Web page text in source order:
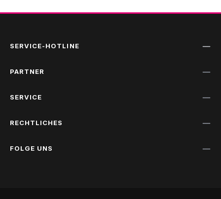
SERVICE-HOTLINE
PARTNER
SERVICE
RECHTLICHES
FOLGE UNS